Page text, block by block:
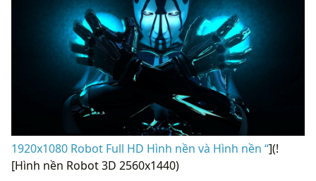
1920x1080 Robot Full HD Hình nền và Hình nền “](!
[Hình nền Robot 3D 2560x1440)